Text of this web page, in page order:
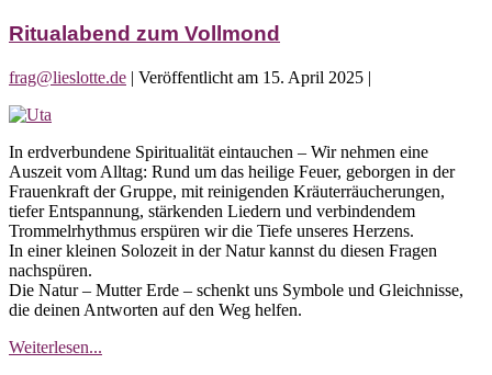
Ritualabend zum Vollmond
frag@lieslotte.de | Veröffentlicht am 15. April 2025 |
Ritualabend
Vollmond
In erdverbundene Spiritualität eintauchen – Wir nehmen eine
Auszeit vom Alltag: Rund um das heilige Feuer, geborgen in der
Frauenkraft der Gruppe, mit reinigenden Kräuterräucherungen,
tiefer Entspannung, stärkenden Liedern und verbindendem
Trommelrhythmus erspüren wir die Tiefe unseres Herzens.
In einer kleinen Solozeit in der Natur kannst du diesen Fragen
nachspüren.
Die Natur – Mutter Erde – schenkt uns Symbole und Gleichnisse,
die deinen Antworten auf den Weg helfen.
Weiterlesen...